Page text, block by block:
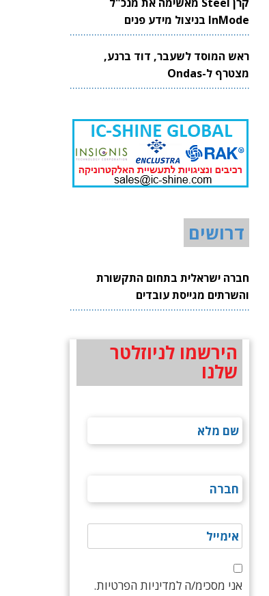
InMode בניצול מידע פנים
ראש המוסד לשעבר, דוד ברנע,
מצטרף ל-Ondas
דרושים
חברה ישראלית בתחום התקשורת
והשרתים מגייסת עובדים
הירשמו לניוזלטר
שלנו
אני מסכימ/ה למדיניות הפרטיות.